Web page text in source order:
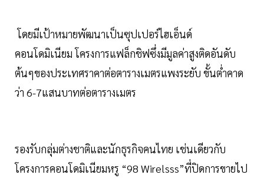
โดยมีเป้าหมายพัฒนาเป็นซุปเปอร์ไฮเอ็นด์
คอนโดมิเนียม โครงการแฟล็กชิฟซึ่งมีมูลค่าสูงติดอันดับ
ต้นๆของประเทศราคาต่อตารางเมตรแพงระยับ ขั้นต่ำคาด
ว่า 6-7แสนบาทต่อตารางเมตร
รองรับกลุ่มต่างชาติและนักธุรกิจคนไทย เช่นเดียวกับ
โครงการคอนโดมิเนียมหรู “98 Wirelsss”ที่ปิดการขายไป